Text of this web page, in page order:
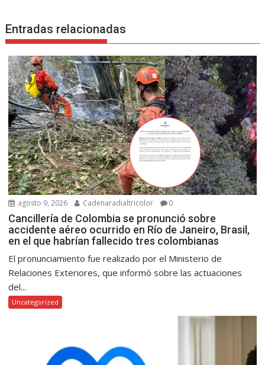
Entradas relacionadas
agosto 9, 2026 Cadenaradialtricolor 0
Cancillería de Colombia se pronunció sobre
accidente aéreo ocurrido en Río de Janeiro, Brasil,
en el que habrían fallecido tres colombianas
El pronunciamiento fue realizado por el Ministerio de
Relaciones Exteriores, que informó sobre las actuaciones
del...
Uncategorized